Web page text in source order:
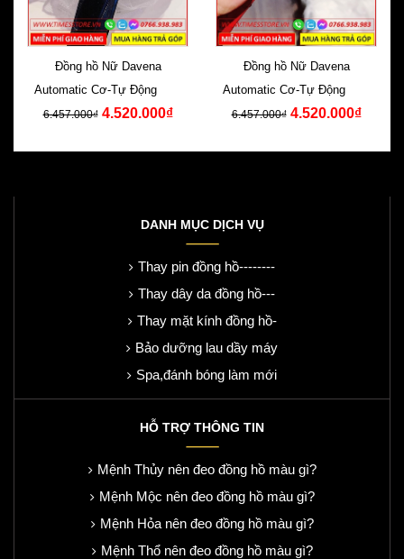
Đồng hồ Nữ Davena
Automatic Cơ-Tự Động Dây
Da Đen Swarovski
6.457.000₫ 4.520.000₫
Đồng hồ Nữ Davena
Automatic Cơ-Tự Động Dây
Da Đỏ Swarovski
6.457.000₫ 4.520.000₫
DANH MỤC DỊCH VỤ
Thay pin đồng hồ--------
Thay dây da đồng hồ---
Thay mặt kính đồng hồ-
Bảo dưỡng lau dầy máy
Spa,đánh bóng làm mới
HỖ TRỢ THÔNG TIN
Mệnh Thủy nên đeo đồng hồ màu gì?
Mệnh Mộc nên đeo đồng hồ màu gì?
Mệnh Hỏa nên đeo đồng hồ màu gì?
Mệnh Thổ nên đeo đồng hồ màu gì?